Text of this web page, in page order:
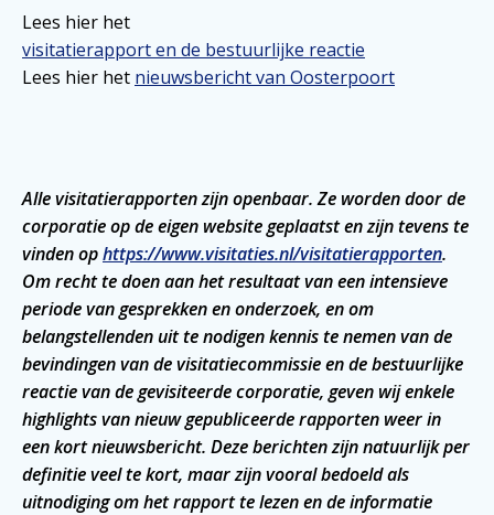
Lees hier het
visitatierapport en de bestuurlijke reactie
Lees hier het nieuwsbericht van Oosterpoort
Alle visitatierapporten zijn openbaar. Ze worden door de
corporatie op de eigen website geplaatst en zijn tevens te
vinden ophttps://www.visitaties.nl/visitatierapporten.
Om recht te doen aan het resultaat van een intensieve
periode van gesprekken en onderzoek, en om
belangstellenden uit te nodigen kennis te nemen van de
bevindingen van de visitatiecommissie en de bestuurlijke
reactie van de gevisiteerde corporatie, geven wij enkele
highlights van nieuw gepubliceerde rapporten weer in
een kort nieuwsbericht. Deze berichten zijn natuurlijk per
definitie veel te kort, maar zijn vooral bedoeld als
uitnodiging om het rapport te lezen en de informatie